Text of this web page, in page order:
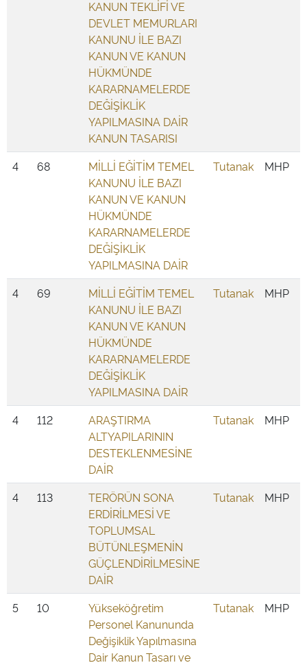
KANUN TEKLİFİ VE
DEVLET MEMURLARI
KANUNU İLE BAZI
KANUN VE KANUN
HÜKMÜNDE
KARARNAMELERDE
DEĞİŞİKLİK
YAPILMASINA DAİR
KANUN TASARISI
4
68
MİLLİ EĞİTİM TEMEL
KANUNU İLE BAZI
KANUN VE KANUN
HÜKMÜNDE
KARARNAMELERDE
DEĞİŞİKLİK
YAPILMASINA DAİR
Tutanak MHP
4 69
MİLLİ EĞİTİM TEMEL
KANUNU İLE BAZI
KANUN VE KANUN
HÜKMÜNDE
KARARNAMELERDE
DEĞİŞİKLİK
YAPILMASINA DAİR
Tutanak MHP
4 112
ARAŞTIRMA
ALTYAPILARININ
DESTEKLENMESİNE
DAİR
Tutanak MHP
4 113
TERÖRÜN SONA
ERDİRİLMESİ VE
TOPLUMSAL
BÜTÜNLEŞMENİN
GÜÇLENDİRİLMESİNE
DAİR
Tutanak MHP
5 10
Yükseköğretim
Personel Kanununda
Değişiklik Yapılmasına
Dair Kanun Tasarı ve
Tutanak MHP